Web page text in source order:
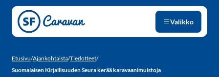
Siirry sivun sisältöön
Valikko
Etusivu/Ajankohtaista/Tiedotteet/
Suomalaisen Kirjallisuuden Seura kerää karavaanimuistoja